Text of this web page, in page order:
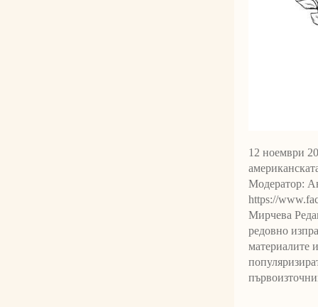
12 ноември
Модератор:
https://
Мирчева
редовно
материалите